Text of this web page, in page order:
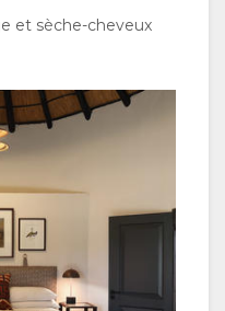
et sèche-cheveux